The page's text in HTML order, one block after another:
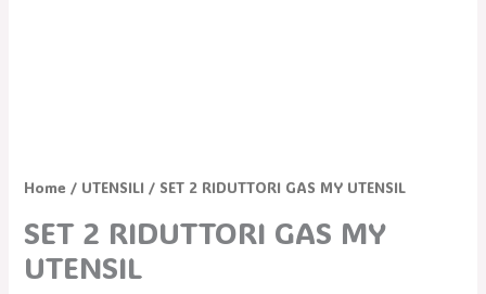
Home / UTENSILI / SET 2 RIDUTTORI GAS MY UTENSIL
SET 2 RIDUTTORI GAS MY
UTENSIL